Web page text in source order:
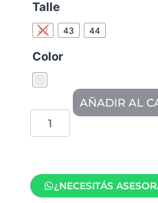
Talle
42 43 44
Color
AÑADIR AL
¿NECESITÁS